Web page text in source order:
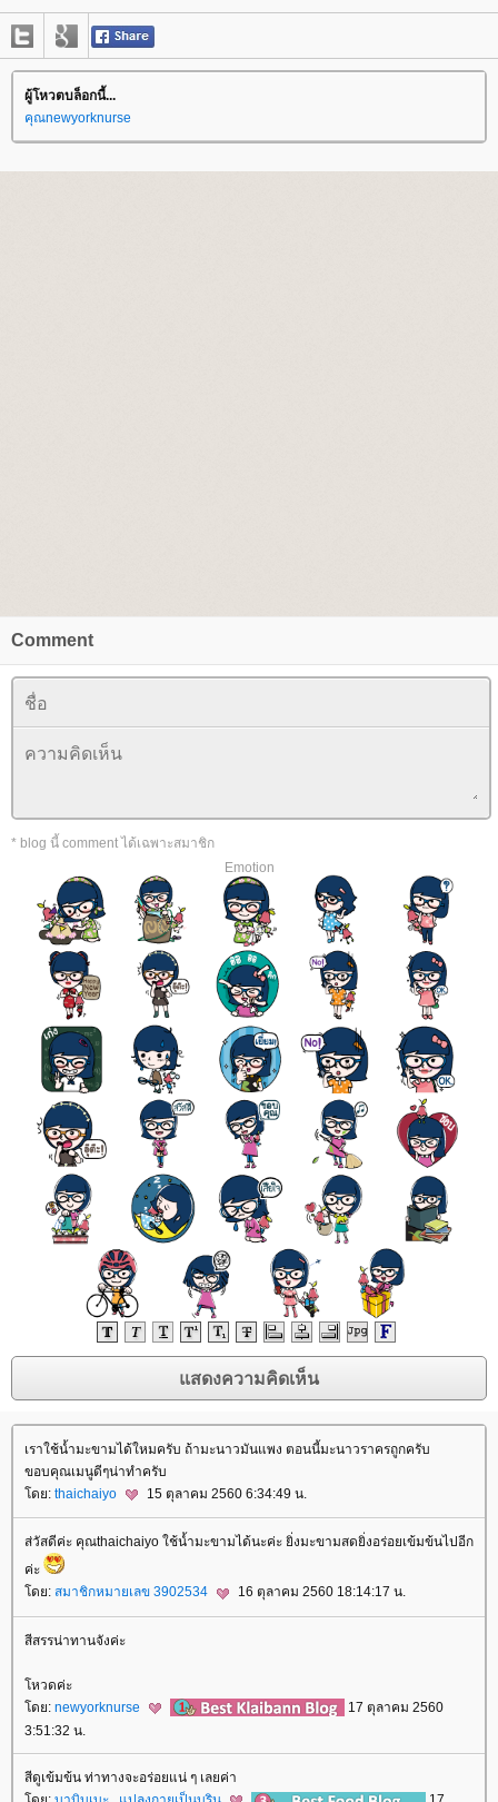
ผู้โหวตบล็อกนี้...
คุณnewyorknurse
Comment
* blog นี้ comment ได้เฉพาะสมาชิก
Emotion
เราใช้น้ำมะขามได้ใหมครับ ถ้ามะนาวมันแพง ตอนนี้มะนาวราครถูกครับ
ขอบคุณเมนูดีๆน่าทำครับ
ดย: thaichaiyo 15 ตุลาคม 2560 6:34:49 น.
ส่วัสดีค่ะ คุณthaichaiyo ใช้น้ำมะขามได้นะค่ะ ยิ่งมะขามสดยิ่งอร่อยเข้มข้นไปอีก
ค่ะ
ดย: สมาชิกหมายเลข 3902534 16 ตุลาคม 2560 18:14:17 น.
สีสรรน่าทานจังค่ะ
หวดค่ะ
ดย: newyorknurse
17 ตุลาคม 2560
3:51:32 น.
สีดูเข้มข้น ท่าทางจะอร่อยแน่ ๆ เลยค่า